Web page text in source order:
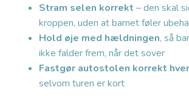
Stram selen korrekt – den skal
kroppen, uden at barnet føler
Hold øje med hældningen, så
ikke falder frem, når det sover
Fastgør autostolen korrekt
selvom turen er kort